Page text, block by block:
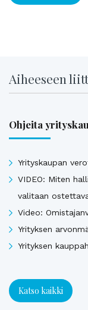
Aiheeseen
Ohjeita
Yrityskaupan
VIDEO: Miten
valitaan
Video:
Yrityksen
Yrityksen
Katso kaikki